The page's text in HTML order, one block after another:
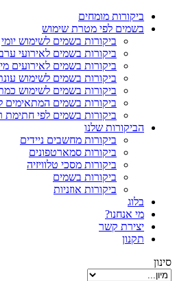
ביקורות מומחים
בשמים לפי מטרת שימוש
ביקורות בשמים לשימוש יומי
ביקורות בשמים לאירועי ערב
ביקורות בשמים לאירועים
ביקורות בשמים לשימוש
ביקורות בשמים לשימוש
ביקורות בשמים המתאימים
ביקורות בשמים לפי חתימת
הביקורות שלנו
ביקורות מחשבים ניידים
ביקורות סמארטפונים
ביקורות מסכי טלוויזיה
ביקורות בשמים
ביקורות אוזניות
בלוג
מי אנחנו?
יצירת קשר
תקנון
סינון